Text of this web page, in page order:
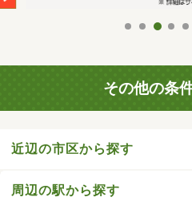
その他の条
近辺の市区から探す
周辺の駅から探す